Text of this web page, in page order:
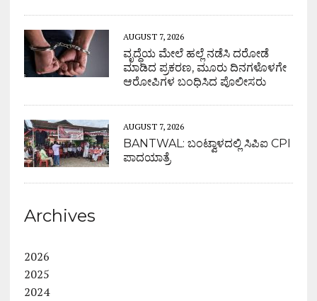
AUGUST 7, 2026
ವೃದ್ಧೆಯ ಮೇಲೆ ಹಲ್ಲೆ ನಡೆಸಿ ದರೋಡೆ
ಮಾಡಿದ ಪ್ರಕರಣ, ಮೂರು ದಿನಗಳೊಳಗೇ
ಆರೋಪಿಗಳ ಬಂಧಿಸಿದ ಪೊಲೀಸರು
AUGUST 7, 2026
BANTWAL: ಬಂಟ್ವಾಳದಲ್ಲಿ ಸಿಪಿಐ CPI
ಪಾದಯಾತ್ರೆ
Archives
2026
2025
2024